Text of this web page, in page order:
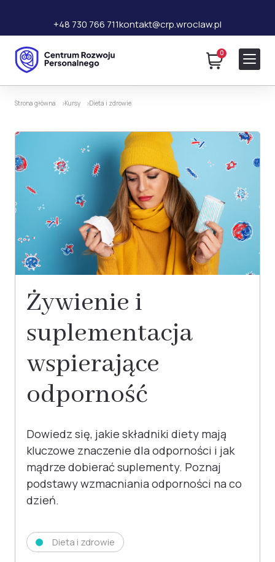
+48 730 766 711kontakt@crp.wroclaw.pl
0
100 zł 230 zł Dodaj do koszyka
Strona główna Kursy Dieta i zdrowie
Żywienie i
suplementacja
wspierające
odporność
Dowiedz się, jakie składniki diety mają
kluczowe znaczenie dla odporności i jak
mądrze dobierać suplementy. Poznaj
podstawy wzmacniania odporności na co
dzień.
Dieta i zdrowie